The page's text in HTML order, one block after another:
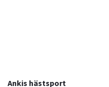
Ankis hästsport